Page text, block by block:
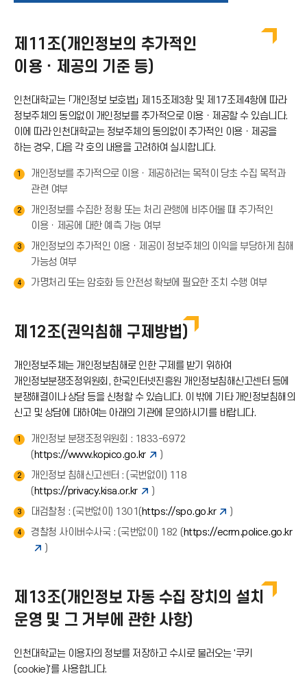
가
아
제11조(개인정보의 추가적인
이용ㆍ제공의 기준 등)
인천대학교는 「개인정보 보호법」 제15조제3항 및 제17조제4항에 따라
정보주체의 동의없이 개인정보를 추가적으로 이용ㆍ제공할 수 있습니다.
이에 따라 인천대학교는 정보주체의 동의없이 추가적인 이용ㆍ제공을
하는 경우, 다음 각 호의 내용을 고려하여 실시합니다.
1
개인정보를 추가적으로 이용ㆍ제공하려는 목적이 당초 수집 목적과
관련 여부
2
개인정보를 수집한 정황 또는 처리 관행에 비추어볼 때 추가적인
이용ㆍ제공에 대한 예측 가능 여부
3
개인정보의 추가적인 이용ㆍ제공이 정보주체의 이익을 부당하게 침해
가능성 여부
4 가명처리 또는 암호화 등 안전성 확보에 필요한 조치 수행 여부
제12조(권익침해 구제방법)
개인정보주체는 개인정보침해로 인한 구제를 받기 위하여
개인정보분쟁조정위원회, 한국인터넷진흥원 개인정보침해신고센터 등에
분쟁해결이나 상담 등을 신청할 수 있습니다. 이 밖에 기타 개인정보침해의
신고 및 상담에 대하여는 아래의 기관에 문의하시기를 바랍니다.
1
개인정보 분쟁조정위원회 : 1833-6972
(https://www.kopico.go.kr )
2
개인정보 침해신고센터 : (국번없이) 118
(https://privacy.kisa.or.kr )
3 대검찰청 : (국번없이) 1301(https://spo.go.kr )
4 경찰청 사이버수사국 : (국번없이) 182 (https://ecrm.police.go.kr
)
제13조(개인정보 자동 수집 장치의 설치
운영 및 그 거부에 관한 사항)
인천대학교는 이용자의 정보를 저장하고 수시로 불러오는 '쿠키
(cookie)'를 사용합니다.